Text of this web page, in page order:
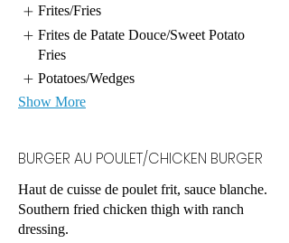
Frites/Fries
Frites de Patate Douce/Sweet Potato
Fries
Potatoes/Wedges
Show More
BURGER AU POULET/CHICKEN BURGER
Haut de cuisse de poulet frit, sauce blanche.
Southern fried chicken thigh with ranch
dressing.